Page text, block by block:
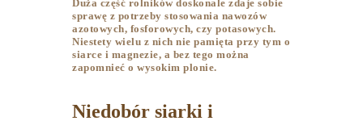
Duża część rolników doskonale zdaje sobie
sprawę z potrzeby stosowania nawozów
azotowych, fosforowych, czy potasowych.
Niestety wielu z nich nie pamięta przy tym o
siarce i magnezie, a bez tego można
zapomnieć o wysokim plonie.
Niedobór siarki i